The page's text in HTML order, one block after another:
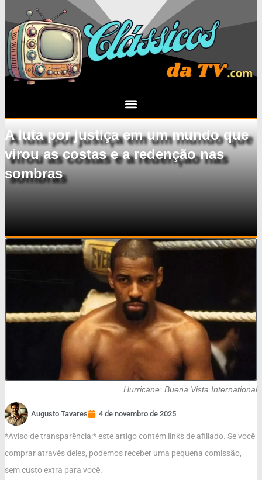
A luta por justiça em um mundo que
virou as costas e a redenção nas
sombras
Hurricane: Buena Vista International
Augusto Tavares 4 de novembro de 2025
*Aviso de transparência:* este artigo contém links de afiliado. Se você
comprar através deles, podemos receber uma pequena comissão,
sem custo extra para você.